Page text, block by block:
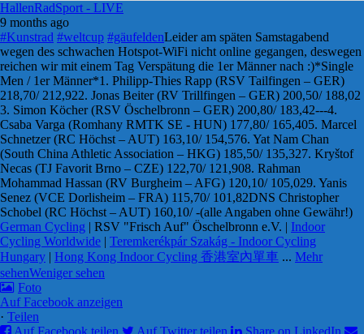
HallenRadSport - LIVE
9 months ago
#Kunstrad #weltcup #gäufeldenLeider am späten Samstagabend
wegen des schwachen Hotspot-WiFi nicht online gegangen, deswegen
reichen wir mit einem Tag Verspätung die 1er Männer nach :)*Single
Men / 1er Männer*1. Philipp-Thies Rapp (RSV Tailfingen – GER)
218,70/ 212,922. Jonas Beiter (RV Trillfingen – GER) 200,50/ 188,02
3. Simon Köcher (RSV Öschelbronn – GER) 200,80/ 183,42---4.
Csaba Varga (Romhany RMTK SE - HUN) 177,80/ 165,405. Marcel
Schnetzer (RC Höchst – AUT) 163,10/ 154,576. Yat Nam Chan
(South China Athletic Association – HKG) 185,50/ 135,327. Kryštof
Necas (TJ Favorit Brno – CZE) 122,70/ 121,908. Rahman
Mohammad Hassan (RV Burgheim – AFG) 120,10/ 105,029. Yanis
Senez (VCE Dorlisheim – FRA) 115,70/ 101,82DNS Christopher
Schobel (RC Höchst – AUT) 160,10/ -(alle Angaben ohne Gewähr!)
German Cycling | RSV "Frisch Auf" Öschelbronn e.V. | Indoor
Cycling Worldwide | Teremkerékpár Szakág - Indoor Cycling
Hungary | Hong Kong Indoor Cycling 香港室內單車 ... Mehr
sehenWeniger sehen
Foto
Auf Facebook anzeigen
· Teilen
Auf Facebook teilen
Auf Twitter teilen
Share on LinkedIn